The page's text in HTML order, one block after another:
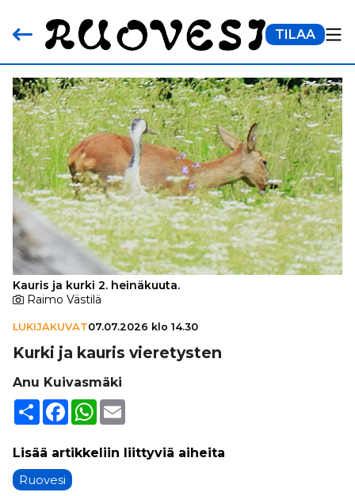
TILAA
Kauris ja kurki 2. heinäkuuta.
Raimo Västilä
LUKIJAKUVAT07.07.2026 klo 14.30
Kurki ja kauris vie­re­tys­ten
Anu Kuivasmäki
Share FacebookWhatsApp
Ruovesi